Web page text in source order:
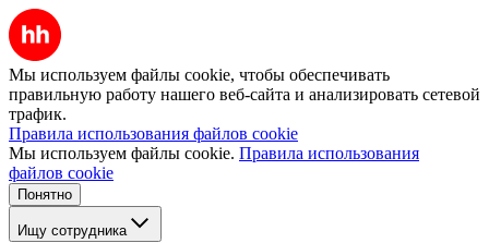
Мы используем файлы cookie, чтобы обеспечивать
правильную работу нашего веб-сайта и анализировать сетевой
трафик.
Правила использования файлов cookie
Мы используем файлы cookie. Правила использования
файлов cookie
Понятно
Ищу сотрудника